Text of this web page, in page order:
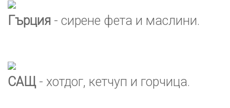
Гърция - сирене фета и маслини.
САЩ- хотдог, кетчуп и горчица.